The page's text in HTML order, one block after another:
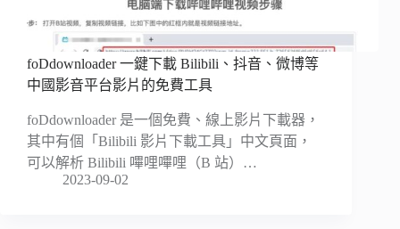
foDdownloader 一鍵下載 Bilibili、抖音、微博等
中國影音平台影片的免費工具
foDdownloader 是一個免費、線上影片下載器，
其中有個「Bilibili 影片下載工具」中文頁面，
可以解析 Bilibili 嗶哩嗶哩（B 站）…
2023-09-02